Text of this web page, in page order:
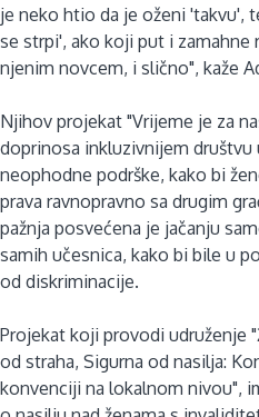
je neko htio da je oženi 'takvu',
se strpi', ako koji put i zamahne
njenim novcem, i slično", kaže
Njihov projekat "Vrijeme je za
doprinosa inkluzivnijem društvu
neophodne podrške, kako bi
prava ravnopravno sa drugim
pažnja posvećena je jačanju
samih učesnica, kako bi bile u
od diskriminacije.
Projekat koji provodi udruženje
od straha, Sigurna od nasilja:
konvenciji na lokalnom nivou",